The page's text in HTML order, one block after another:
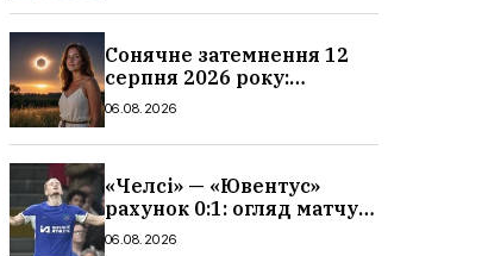
Сонячне затемнення 12
серпня 2026 року:
гороскоп, кому із знаків
06.08.2026
«Челсі» — «Ювентус»
рахунок 0:1: огляд матчу
та вихід Мудрика
06.08.2026